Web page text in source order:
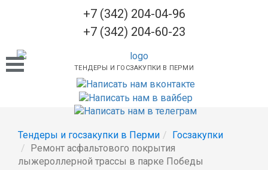
+7 (342) 204-04-96
+7 (342) 204-60-23
ТЕНДЕРЫ И ГОСЗАКУПКИ В ПЕРМИ
Тендеры и госзакупки в Перми
Госзакупки
Ремонт асфальтового покрытия
лыжероллерной трассы в парке Победы